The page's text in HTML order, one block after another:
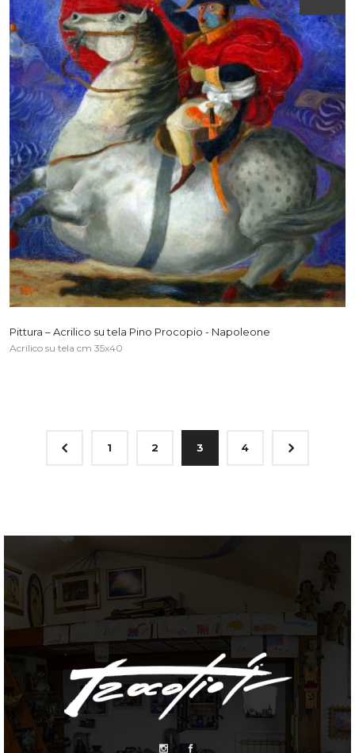
Pittura – Acrilico su tela Pino Procopio - Napoleone
Acrilico su tela cm 35x40
4 1 2 3 4 5